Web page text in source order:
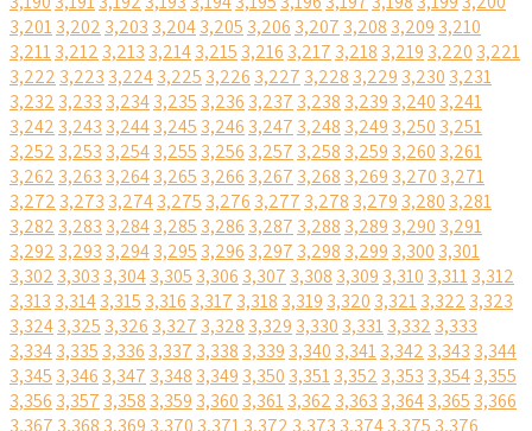
3,2013,202 3,203 3,2043,205 3,206 3,207 3,208 3,209 3,210
3,2113,212 3,213 3,2143,215 3,216 3,217 3,218 3,219 3,220 3,221
3,222 3,223 3,2243,225 3,226 3,227 3,228 3,229 3,230 3,231
3,232 3,233 3,2343,235 3,236 3,237 3,238 3,239 3,240 3,241
3,242 3,243 3,2443,245 3,246 3,247 3,248 3,249 3,250 3,251
3,252 3,253 3,2543,255 3,256 3,257 3,258 3,259 3,260 3,261
3,262 3,263 3,2643,265 3,266 3,267 3,268 3,269 3,270 3,271
3,272 3,273 3,2743,275 3,276 3,277 3,278 3,279 3,280 3,281
3,282 3,283 3,2843,285 3,286 3,287 3,288 3,289 3,290 3,291
3,292 3,293 3,2943,295 3,296 3,297 3,298 3,299 3,300 3,301
3,302 3,303 3,3043,305 3,306 3,307 3,308 3,309 3,310 3,3113,312
3,313 3,3143,315 3,316 3,317 3,318 3,319 3,320 3,3213,322 3,323
3,3243,325 3,326 3,327 3,328 3,329 3,330 3,3313,332 3,333
3,3343,335 3,336 3,337 3,338 3,339 3,340 3,3413,342 3,343 3,344
3,345 3,346 3,347 3,348 3,349 3,350 3,3513,352 3,353 3,3543,355
3,356 3,357 3,358 3,359 3,360 3,3613,362 3,363 3,3643,365 3,366